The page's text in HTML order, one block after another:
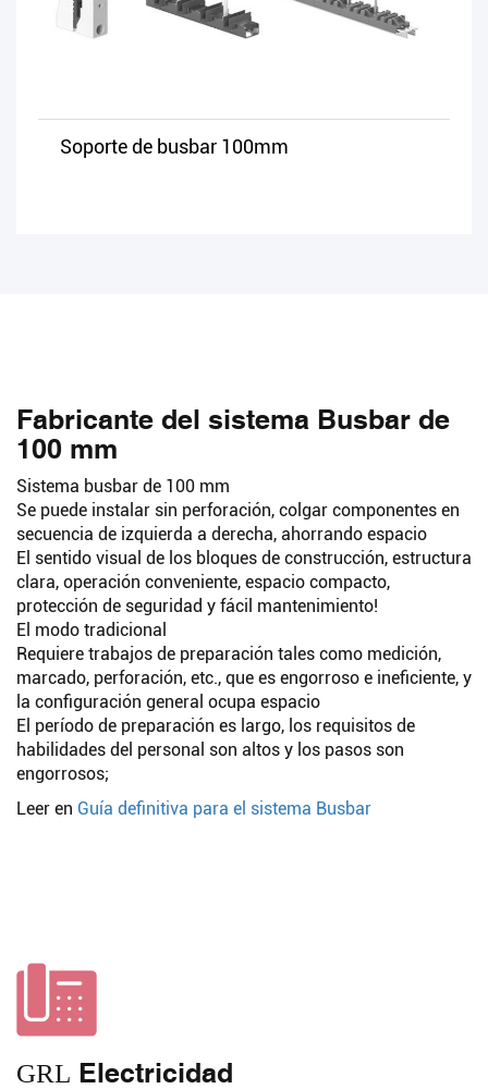
Soporte de busbar 100mm
Fabricante del sistema Busbar de
100 mm
Sistema busbar de 100 mm
Se puede instalar sin perforación, colgar componentes en
secuencia de izquierda a derecha, ahorrando espacio
El sentido visual de los bloques de construcción, estructura
clara, operación conveniente, espacio compacto,
protección de seguridad y fácil mantenimiento!
El modo tradicional
Requiere trabajos de preparación tales como medición,
marcado, perforación, etc., que es engorroso e ineficiente, y
la configuración general ocupa espacio
El período de preparación es largo, los requisitos de
habilidades del personal son altos y los pasos son
engorrosos;
Leer en Guía definitiva para el sistema Busbar
GRL Electricidad
Buscar